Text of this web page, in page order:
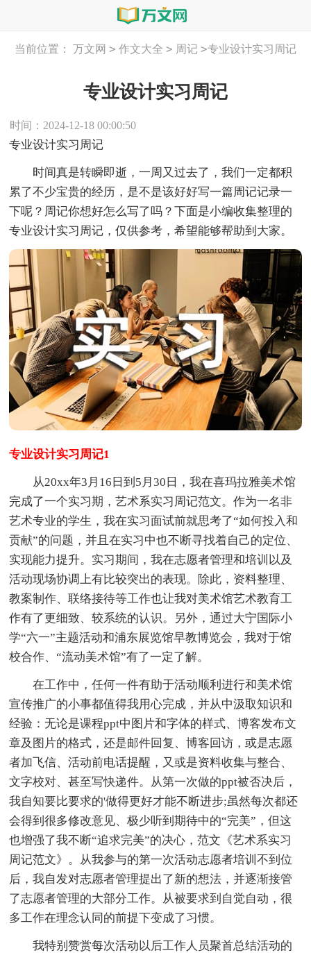
当前位置： 万文网 > 作文大全 > 周记 >专业设计实习周记
专业设计实习周记
时间：2024-12-18 00:00:50
专业设计实习周记
时间真是转瞬即逝，一周又过去了，我们一定都积
累了不少宝贵的经历，是不是该好好写一篇周记记录一
下呢？周记你想好怎么写了吗？下面是小编收集整理的
专业设计实习周记，仅供参考，希望能够帮助到大家。
专业设计实习周记1
从20xx年3月16日到5月30日，我在喜玛拉雅美术馆
完成了一个实习期，艺术系实习周记范文。作为一名非
艺术专业的学生，我在实习面试前就思考了“如何投入和
贡献”的问题，并且在实习中也不断寻找着自己的定位、
实现能力提升。实习期间，我在志愿者管理和培训以及
活动现场协调上有比较突出的表现。除此，资料整理、
教案制作、联络接待等工作也让我对美术馆艺术教育工
作有了更细致、较系统的认识。另外，通过大宁国际小
学“六一”主题活动和浦东展览馆早教博览会，我对于馆
校合作、“流动美术馆”有了一定了解。
在工作中，任何一件有助于活动顺利进行和美术馆
宣传推广的小事都值得我用心完成，并从中汲取知识和
经验：无论是课程ppt中图片和字体的样式、博客发布文
章及图片的格式，还是邮件回复、博客回访，或是志愿
者加飞信、活动前电话提醒，又或是资料收集与整合、
文字校对、甚至写快递件。从第一次做的ppt被否决后，
我自知要比要求的'做得更好才能不断进步;虽然每次都还
会得到很多修改意见、极少听到期待中的“完美”，但这
也增强了我不断“追求完美”的决心，范文《艺术系实习
周记范文》。从我参与的第一次活动志愿者培训不到位
后，我自发对志愿者管理提出了新的想法，并逐渐接管
了志愿者管理的大部分工作。从被要求到自觉自动，很
多工作在理念认同的前提下变成了习惯。
我特别赞赏每次活动以后工作人员聚首总结活动的